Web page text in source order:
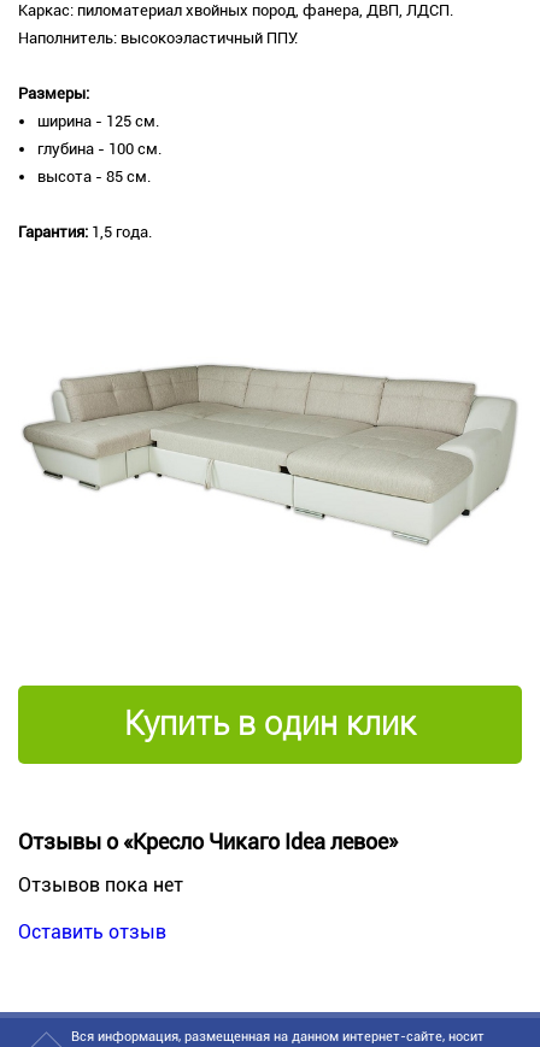
Каркас: пиломатериал хвойных пород, фанера, ДВП, ЛДСП.
Наполнитель: высокоэластичный ППУ.
Размеры:
ширина - 125 см.
глубина - 100 см.
высота - 85 см.
Гарантия: 1,5 года.
Купить в один клик
Отзывы о «Кресло Чикаго Idea левое»
Отзывов пока нет
Оставить отзыв
Вся информация, размещенная на данном интернет-сайте, носит